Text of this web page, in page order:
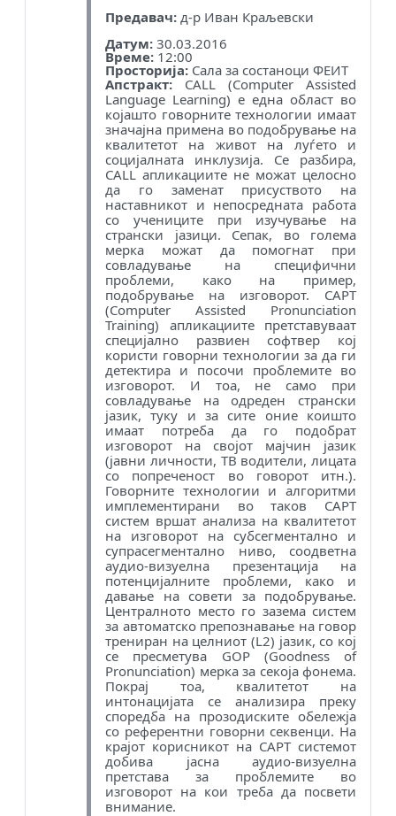
Предавач: д-р Иван Краљевски
Датум: 30.03.2016
Време: 12:00
Просторија: Сала за состаноци ФЕИТ
Апстракт: CALL (Computer Assisted
Language Learning) е една област во
којашто говорните технологии имаат
значајна примена во подобрување на
квалитетот на живот на луѓето и
социјалната инклузија. Се разбира,
CALL апликациите не можат целосно
да го заменат присуството на
наставникот и непосредната работа
со учениците при изучување на
странски јазици. Сепак, во голема
мерка можат да помогнат при
совладување на специфични
проблеми, како на пример,
подобрување на изговорот. CAPT
(Computer Assisted Pronunciation
Training) апликациите претставуваат
специјално развиен софтвер кој
користи говорни технологии за да ги
детектира и посочи проблемите во
изговорот. И тоа, не само при
совладување на одреден странски
јазик, туку и за сите оние коишто
имаат потреба да го подобрат
изговорот на својот мајчин јазик
(јавни личности, ТВ водители, лицата
со попреченост во говорот итн.).
Говорните технологии и алгоритми
имплементирани во таков CAPT
систем вршат анализа на квалитетот
на изговорот на субсегментално и
супрасегментално ниво, соодветна
аудио-визуелна презентација на
потенцијалните проблеми, како и
давање на совети за подобрување.
Централното место го зазема систем
за автоматско препознавање на говор
трениран на целниот (L2) јазик, со кој
се пресметува GOP (Goodness of
Pronunciation) мерка за секоја фонема.
Покрај тоа, квалитетот на
интонацијата се анализира преку
споредба на прозодиските обележја
со референтни говорни секвенци. На
крајот корисникот на CAPT системот
добива јасна аудио-визуелна
претстава за проблемите во
изговорот на кои треба да посвети
внимание.